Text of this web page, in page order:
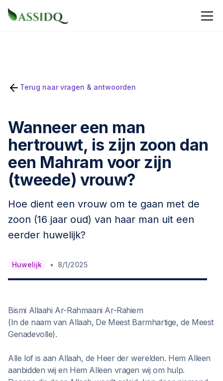
Terug naar vragen & antwoorden
Wanneer een man
hertrouwt, is zijn zoon dan
een Mahram voor zijn
(tweede) vrouw?
Hoe dient een vrouw om te gaan met de
zoon (16 jaar oud) van haar man uit een
eerder huwelijk?
Huwelijk • 8/1/2025
Bismi Allaahi Ar-Rahmaani Ar-Rahiem
(In de naam van Allaah, De Meest Barmhartige, de Meest
Genadevolle).
Alle lof is aan Allaah, de Heer der werelden. Hem Alleen
aanbidden wij en Hem Alleen vragen wij om hulp.